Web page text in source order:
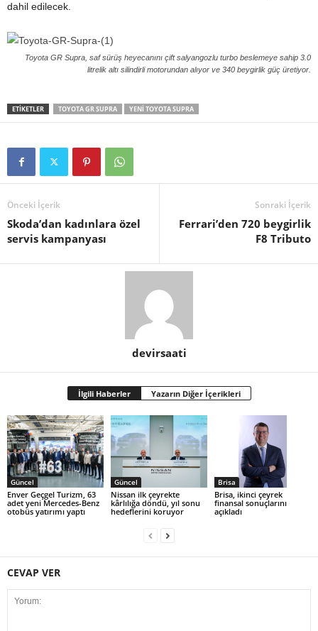
dahil edilecek.
Toyota GR Supra, saf sürüş heyecanını çift salyangozlu turbo beslemeye sahip 3.0
litrelik altı silindirli motorundan alıyor ve 340 beygirlik güç üretiyor.
ETIKETLER TOYOTA GR SUPRA YENI TOYOTA SUPRA
Önceki İçerik
Skoda’dan kadınlara özel
servis kampanyası
Sonraki İçerik
Ferrari’den 720 beygirlik
F8 Tributo
devirsaati
İlgili Haberler Yazarın Diğer İçerikleri
Güncel
Enver Geçgel Turizm, 63
adet yeni Mercedes-Benz
otobüs yatırımı yaptı
Güncel
Nissan ilk çeyrekte
kârlılığa döndü, yıl sonu
hedeflerini koruyor
Brisa
Brisa, ikinci çeyrek
finansal sonuçlarını
açıkladı
CEVAP VER